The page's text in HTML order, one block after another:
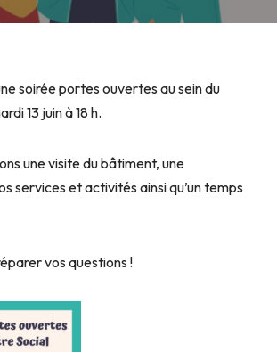
soirée portes ouvertes au sein du
13 juin à 18 h.
une visite du bâtiment, une
services et activités ainsi qu’un temps
vos questions !